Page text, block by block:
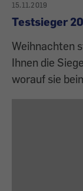
15.11.2019
Testsieger
Weihnachten
Ihnen die
worauf sie